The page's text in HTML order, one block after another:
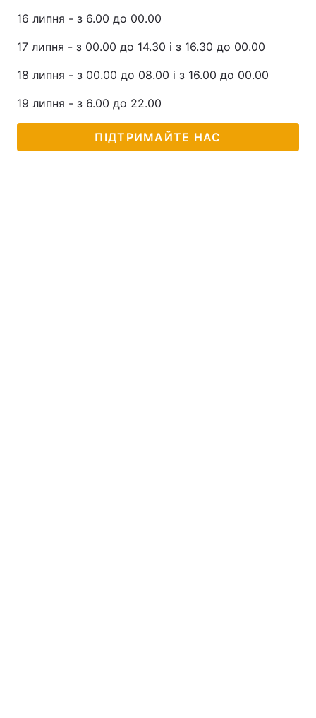
16 липня - з 6.00 до 00.00
17 липня - з 00.00 до 14.30 і з 16.30 до 00.00
18 липня - з 00.00 до 08.00 і з 16.00 до 00.00
19 липня - з 6.00 до 22.00
ПІДТРИМАЙТЕ НАС